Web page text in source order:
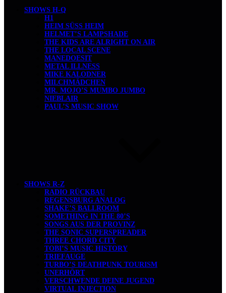
SHOWS H-Q
H1
HEIM SÜSS HEIM
HELMET’S LAMPSHADE
THE KIDS ARE ALRIGHT ON AIR
THE LOCAL SCENE
MANEDOESIT
METAL ILLNESS
MIKE KALODNER
MILCHMÄDCHEN
MR. MOJO’S MUMBO JUMBO
NIEBLAIR
PAUL’S MUSIC SHOW
SHOWS R-Z
RADIO RÜCKBAU
REGENSBURG ANALOG
SHAKE’S BALLROOM
SOMETHING IN THE 80’S
SONGS AUS DER PROVINZ
THE SONIC SUPERSPREADER
THREE CHORD CITY
TOBI’S MUSIC HISTORY
TRIEFAUGE
TURBO’S DEATHPUNK TOURISM
UNERHÖRT
VERSCHWENDE DEINE JUGEND
VIRTUAL INJECTION